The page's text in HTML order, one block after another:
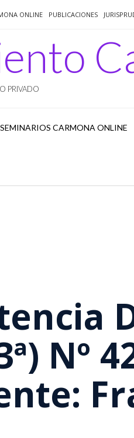
ONLINE PUBLICACIONES
PRIVADO
SEMINARIOS CARMONA ONLINE
Nº